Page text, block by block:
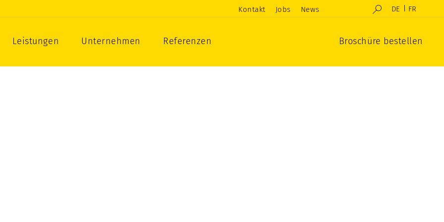
Kontakt Jobs News DE FR
als Gesamtleistung
Leistungen Unternehmen Referenzen Broschüre bestellen